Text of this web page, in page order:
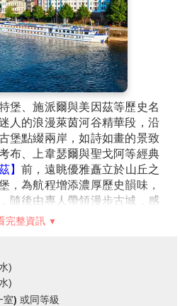
船上享用精緻晚餐，並舉辦歡
的迷人氛圍之中。遊輪將在深
茲。(冬季11月啟航時間為
堡、施派爾與美因茲等歷史名
人的浪漫萊茵河谷精華段，沿
堡點綴兩岸，如詩如畫的景致
布、上韋瑟爾與聖戈阿等經典
】前，遠眺優雅矗立於山丘之
，為航程增添濃厚歷史韻味，
隨後由專人帶領漫步古城，感
織的獨特魅力。
最著名的地標為「德意志之
，氣勢開闊壯麗，見證德國歷
城街道漫步，可見教堂、廣場
氛圍，也讓這座城市成為探索
完整資訊
)
)
) 或同等級